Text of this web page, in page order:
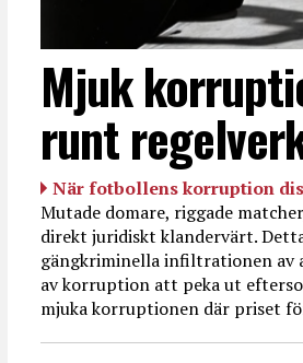
Mjuk
runt
När fotbollens korruption
Mutade domare, riggade
direkt juridiskt klandervärt.
gängkriminella infiltrationen av
av korruption att peka ut
mjuka korruptionen där priset